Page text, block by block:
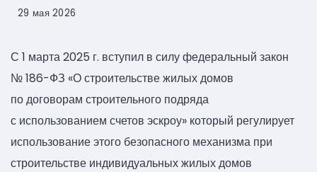
29 мая 2026
С 1 марта 2025 г. вступил в силу федеральный закон
№ 186-ФЗ «О строительстве жилых домов
по договорам строительного подряда
с использованием счетов эскроу» который регулирует
использование этого безопасного механизма при
строительстве индивидуальных жилых домов